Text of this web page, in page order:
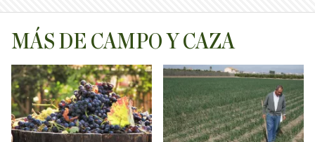
MÁS DE CAMPO Y CAZA